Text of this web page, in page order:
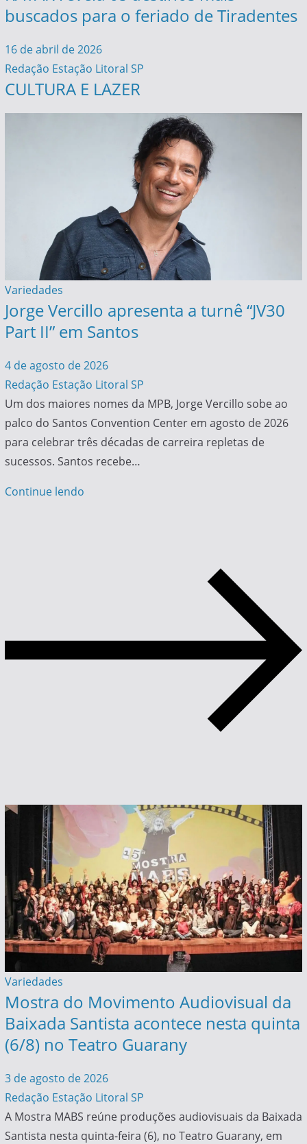
buscados para o feriado de Tiradentes
16 de abril de 2026
Redação Estação Litoral SP
CULTURA E LAZER
Variedades
Jorge Vercillo apresenta a turnê “JV30
Part II” em Santos
4 de agosto de 2026
Redação Estação Litoral SP
Um dos maiores nomes da MPB, Jorge Vercillo sobe ao
palco do Santos Convention Center em agosto de 2026
para celebrar três décadas de carreira repletas de
sucessos. Santos recebe…
Continue lendo
Variedades
Mostra do Movimento Audiovisual da
Baixada Santista acontece nesta quinta
(6/8) no Teatro Guarany
3 de agosto de 2026
Redação Estação Litoral SP
A Mostra MABS reúne produções audiovisuais da Baixada
Santista nesta quinta-feira (6), no Teatro Guarany, em